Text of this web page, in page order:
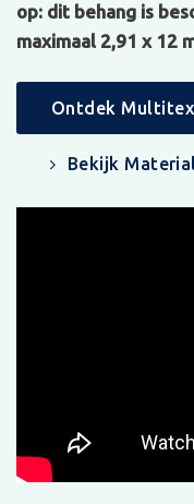
op: dit behang is
maximaal 2,91 x 12
Ontdek
Bekijk